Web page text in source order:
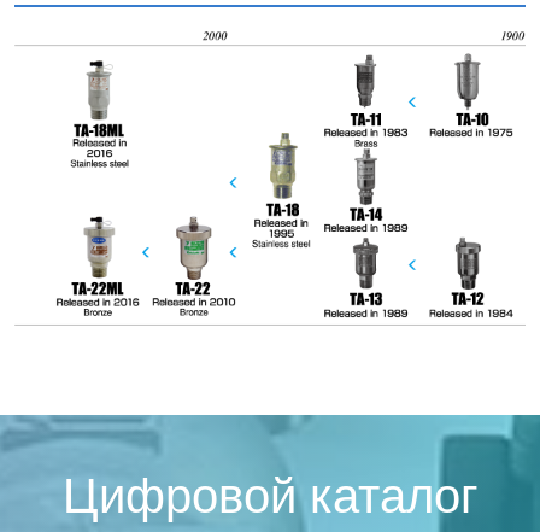
Цифровой каталог